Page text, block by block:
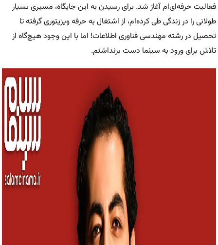
فعالیت حرفه‌ای‌ام آغاز شد. برای رسیدن به این جایگاه، مسیری بسیار
طولانی‌ را در زندگی طی کرده‌ام، از اشتغال به حرفه ویزیتوری گرفته تا
تحصیل در رشته مهندسی فناوری اطلاعات! اما با این وجود هیچ‌گاه از
تلاش برای ورود به سینما دست برنداشتم.